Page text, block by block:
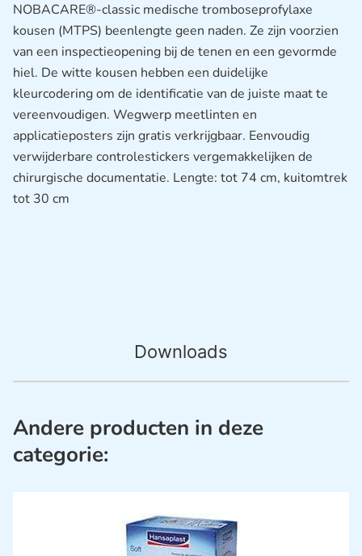
Downloads
NOBACARE®-classic medische tromboseprofylaxe
kousen (MTPS) beenlengte geen naden. Ze zijn voorzien
van een inspectieopening bij de tenen en een gevormde
hiel. De witte kousen hebben een duidelijke
kleurcodering om de identificatie van de juiste maat te
vereenvoudigen. Wegwerp meetlinten en
applicatieposters zijn gratis verkrijgbaar. Eenvoudig
verwijderbare controlestickers vergemakkelijken de
chirurgische documentatie. Lengte: tot 74 cm, kuitomtrek
tot 30 cm
Andere producten in deze
categorie: